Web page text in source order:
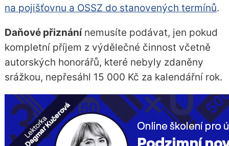
na pojišťovnu a OSSZ do stanovených termínů.
Daňové přiznánínemusíte podávat, jen pokud
kompletní příjem z výdělečné činnost včetně
autorských honorářů, které nebyly zdaněny
srážkou, nepřesáhl 15 000 Kč za kalendářní rok.